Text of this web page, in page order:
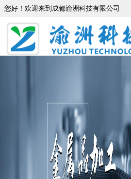
您好！欢迎来到成都渝洲科技有限公司